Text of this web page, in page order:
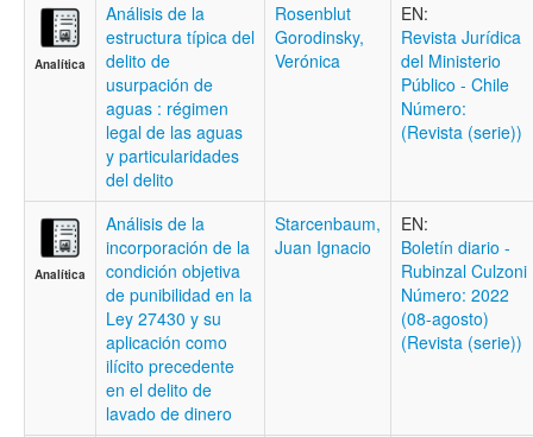
Analítica
Análisis de la
estructura típica del
delito de
usurpación de
aguas : régimen
legal de las aguas
y particularidades
del delito
Rosenblut
Gorodinsky,
Verónica
EN:
Revista Jurídica
del Ministerio
Público - Chile
Número:
(Revista (serie))
Analítica
Análisis de la
incorporación de la
condición objetiva
de punibilidad en la
Ley 27430 y su
aplicación como
ilícito precedente
en el delito de
lavado de dinero
Starcenbaum,
Juan Ignacio
EN:
Boletí­n diario -
Rubinzal Culzoni
Número: 2022
(08-agosto)
(Revista (serie))